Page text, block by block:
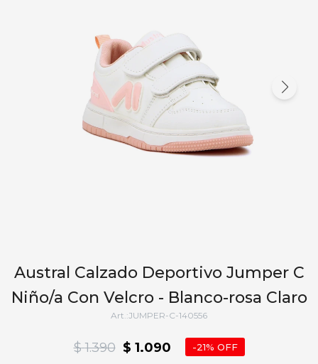
Austral Calzado Deportivo Jumper C
Niño/a Con Velcro - Blanco-rosa Claro
JUMPER-C-140556
$ 1.090
$ 1.390 21